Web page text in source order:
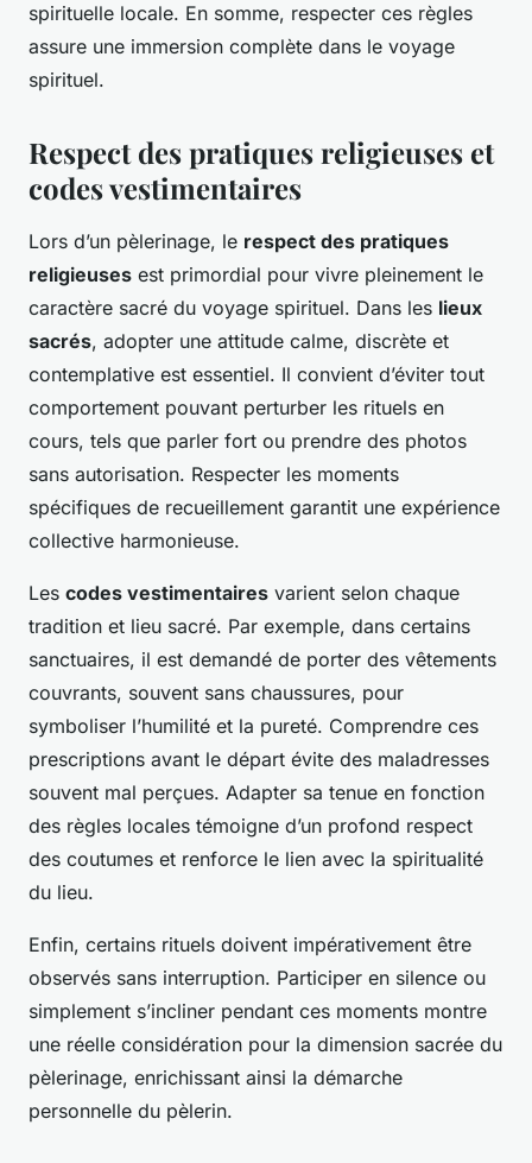
spirituelle locale. En somme, respecter ces règles
assure une immersion complète dans le voyage
spirituel.
Respect des pratiques religieuses et
codes vestimentaires
Lors d’un pèlerinage, le respect des pratiques
religieuses est primordial pour vivre pleinement le
caractère sacré du voyage spirituel. Dans les lieux
sacrés, adopter une attitude calme, discrète et
contemplative est essentiel. Il convient d’éviter tout
comportement pouvant perturber les rituels en
cours, tels que parler fort ou prendre des photos
sans autorisation. Respecter les moments
spécifiques de recueillement garantit une expérience
collective harmonieuse.
Les codes vestimentaires varient selon chaque
tradition et lieu sacré. Par exemple, dans certains
sanctuaires, il est demandé de porter des vêtements
couvrants, souvent sans chaussures, pour
symboliser l’humilité et la pureté. Comprendre ces
prescriptions avant le départ évite des maladresses
souvent mal perçues. Adapter sa tenue en fonction
des règles locales témoigne d’un profond respect
des coutumes et renforce le lien avec la spiritualité
du lieu.
Enfin, certains rituels doivent impérativement être
observés sans interruption. Participer en silence ou
simplement s’incliner pendant ces moments montre
une réelle considération pour la dimension sacrée du
pèlerinage, enrichissant ainsi la démarche
personnelle du pèlerin.